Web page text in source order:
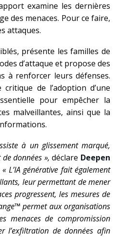
examine les dernières
des menaces. Pour ce faire,
attaques.
présente les familles de
d’attaque et propose des
à renforcer leurs défenses.
de l’adoption d’une
pour empêcher la
malveillantes, ainsi que la
à un glissement marqué,
données », déclare Deepen
« L’IA générative fait également
leur permettant de mener
progressent, les mesures de
permet aux organisations
menaces de compromission
l’exfiltration de données afin